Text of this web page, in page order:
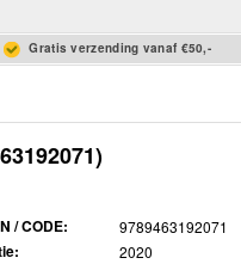
Gratis verzending vanaf €50,-
/ CODE: 9789463192071
2020